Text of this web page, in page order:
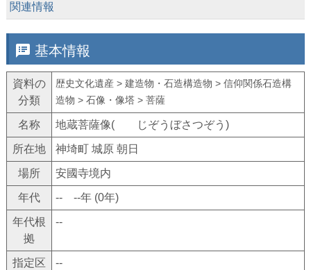
関連情報
speaker_notes 基本情報
資料の
分類
歴史文化遺産 > 建造物・石造構造物 > 信仰関係石造構
造物 > 石像・像塔 > 菩薩
名称 地蔵菩薩像( じぞうぼさつぞう)
所在地 神埼町 城原 朝日
場所 安國寺境内
年代 -- --年 (0年)
年代根
拠
--
指定区
--